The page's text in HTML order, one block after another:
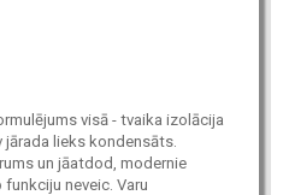
visā - tvaika izolācija
lieks kondensāts.
un jāatdod, modernie
neveic. Varu